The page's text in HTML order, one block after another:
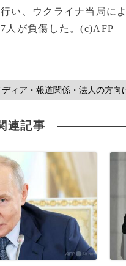
い、ウクライナ当局に
人が負傷した。(c)AFP
ディア・報道関係・法人の方
連記事